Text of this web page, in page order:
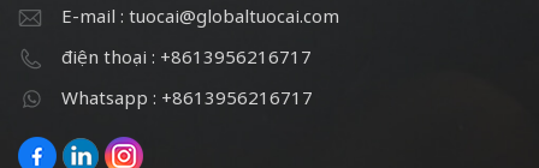
E-mail : tuocai@globaltuocai.com
điện thoại : +8613956216717
Whatsapp : +8613956216717